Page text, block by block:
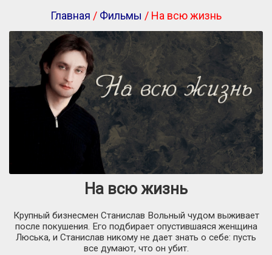
Главная / Фильмы / На всю жизнь
На всю жизнь
Крупный бизнесмен Станислав Вольный чудом выживает
после покушения. Его подбирает опустившаяся женщина
Люська, и Станислав никому не дает знать о себе: пусть
все думают, что он убит.